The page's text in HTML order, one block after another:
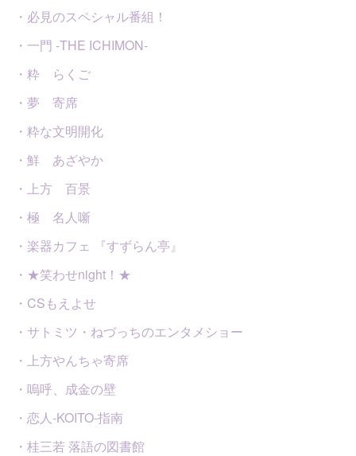
・必見のスペシャル番組！
・一門 -THE ICHIMON-
・粋 らくご
・夢 寄席
・粋な文明開化
・鮮 あざやか
・上方 百景
・極 名人噺
・楽器カフェ 『すずらん亭』
・★笑わせnight！★
・CSもえよせ
・サトミツ・ねづっちのエンタメショー
・上方やんちゃ寄席
・嗚呼、成金の壁
・恋人-KOITO-指南
・桂三若 落語の図書館